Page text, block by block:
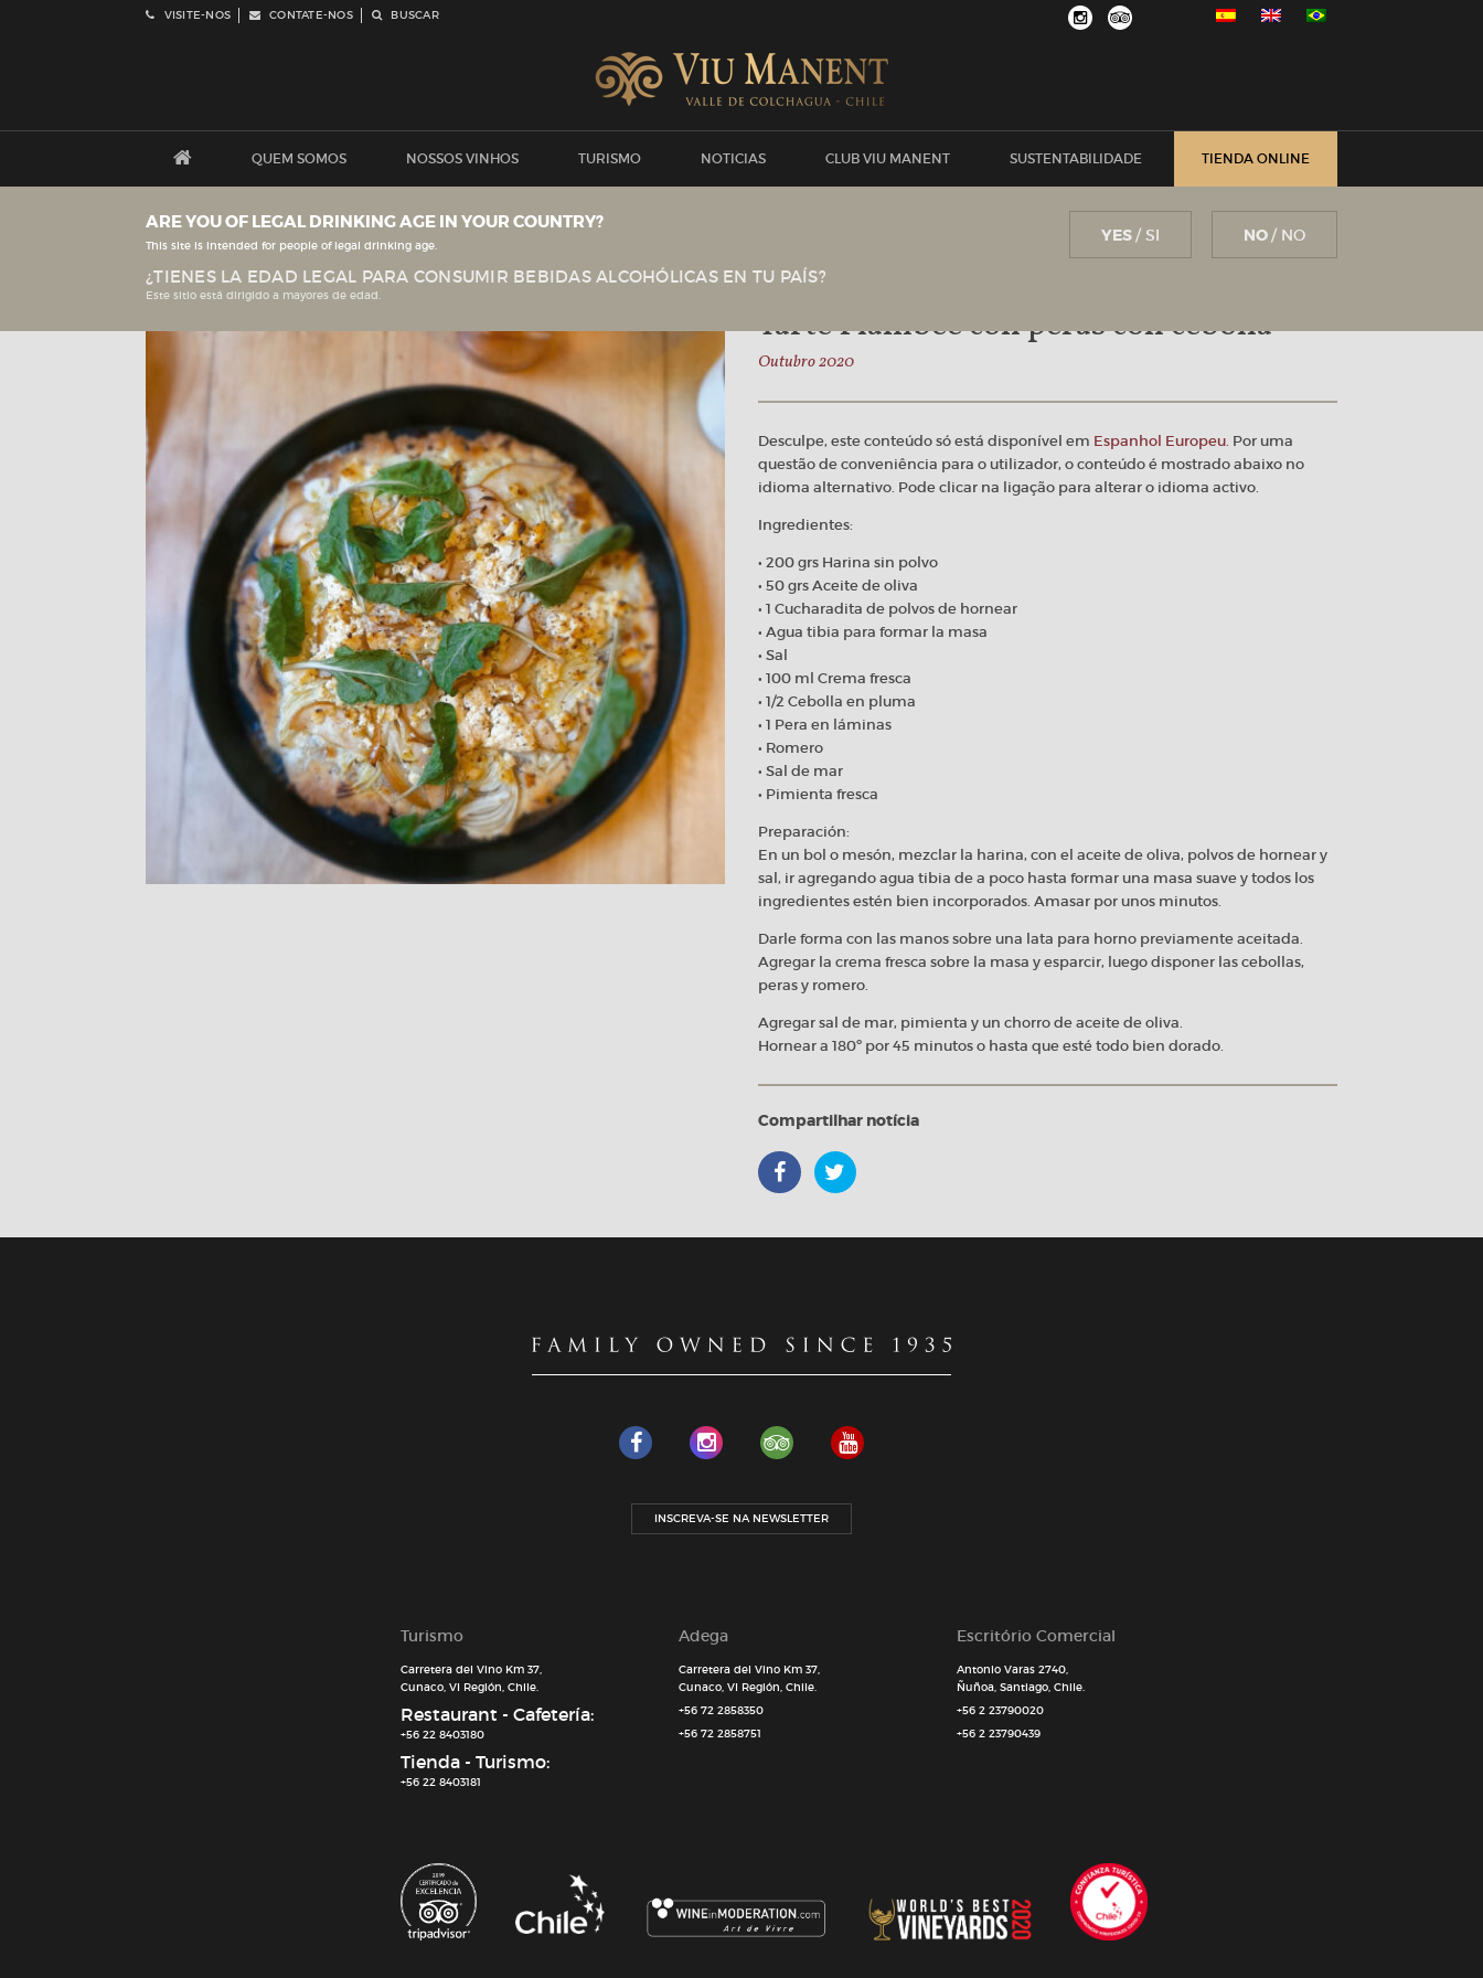
VISITE-NOS CONTATE-NOS BUSCAR
QUEM SOMOS NOSSOS VINHOS TURISMO NOTICIAS CLUB VIU MANENT SUSTENTABILIDADE TIENDA ONLINE
Tarte Flambée con peras con cebolla
Outubro 2020
Desculpe, este conteúdo só está disponível em Espanhol Europeu. Por uma
questão de conveniência para o utilizador, o conteúdo é mostrado abaixo no
idioma alternativo. Pode clicar na ligação para alterar o idioma activo.
Ingredientes:
• 200 grs Harina sin polvo
• 50 grs Aceite de oliva
• 1 Cucharadita de polvos de hornear
• Agua tibia para formar la masa
• Sal
• 100 ml Crema fresca
• 1/2 Cebolla en pluma
• 1 Pera en láminas
• Romero
• Sal de mar
• Pimienta fresca
Preparación:
En un bol o mesón, mezclar la harina, con el aceite de oliva, polvos de hornear y
sal, ir agregando agua tibia de a poco hasta formar una masa suave y todos los
ingredientes estén bien incorporados. Amasar por unos minutos.
Darle forma con las manos sobre una lata para horno previamente aceitada.
Agregar la crema fresca sobre la masa y esparcir, luego disponer las cebollas,
peras y romero.
Agregar sal de mar, pimienta y un chorro de aceite de oliva.
Hornear a 180º por 45 minutos o hasta que esté todo bien dorado.
Compartilhar notícia
INSCREVA-SE NA NEWSLETTER
Turismo
Carretera del Vino Km 37,
Cunaco, VI Región, Chile.
Restaurant - Cafetería:
+56 22 8403180
Tienda - Turismo:
+56 22 8403181
Adega
Carretera del Vino Km 37,
Cunaco, VI Región, Chile.
+56 72 2858350
+56 72 2858751
Escritório Comercial
Antonio Varas 2740,
Ñuñoa, Santiago, Chile.
+56 2 23790020
+56 2 23790439
ARE YOU OF LEGAL DRINKING AGE IN YOUR COUNTRY?
This site is intended for people of legal drinking age.
¿TIENES LA EDAD LEGAL PARA CONSUMIR BEBIDAS ALCOHÓLICAS EN TU PAÍS?
Este sitio está dirigido a mayores de edad.
YES / SI NO / NO